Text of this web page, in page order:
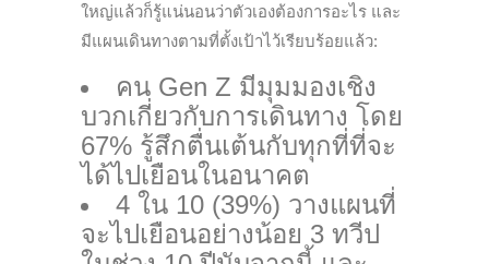
ใหญ่แล้วก็รู้แน่นอนว่าตัวเองต้องการอะไร และ
มีแผนเดินทางตามที่ตั้งเป้าไว้เรียบร้อยแล้ว:
คน Gen Z มีมุมมองเชิง
บวกเกี่ยวกับการเดินทาง โดย
67% รู้สึกตื่นเต้นกับทุกที่ที่จะ
ได้ไปเยือนในอนาคต
4 ใน 10 (39%) วางแผนที่
จะไปเยือนอย่างน้อย 3 ทวีป